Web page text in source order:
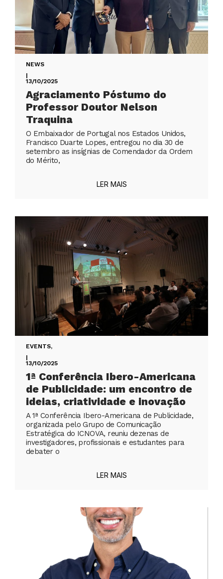
NEWS
|
13/10/2025
Agraciamento Póstumo do
Professor Doutor Nelson
Traquina
O Embaixador de Portugal nos Estados Unidos,
Francisco Duarte Lopes, entregou no dia 30 de
setembro as insígnias de Comendador da Ordem
do Mérito,
LER MAIS
EVENTS,
|
13/10/2025
1ª Conferência Ibero-Americana
de Publicidade: um encontro de
ideias, criatividade e inovação
A 1ª Conferência Ibero-Americana de Publicidade,
organizada pelo Grupo de Comunicação
Estratégica do ICNOVA, reuniu dezenas de
investigadores, profissionais e estudantes para
debater o
LER MAIS